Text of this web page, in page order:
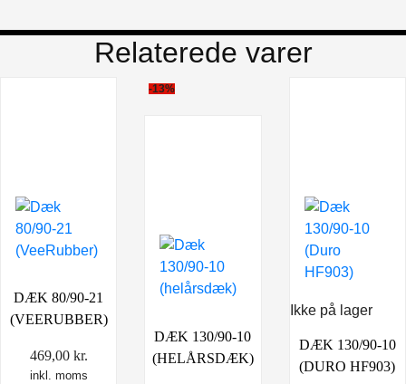
Relaterede varer
DÆK 80/90-21
(VEERUBBER)
469,00 kr.
inkl. moms
-13%
DÆK 130/90-10
(HELÅRSDÆK)
Ikke på lager
DÆK 130/90-10
(DURO HF903)